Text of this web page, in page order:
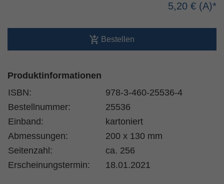
5,20 €
Bestellen
Produktinformationen
ISBN:
978-3-460-25536-4
Bestellnummer:
25536
Einband:
kartoniert
Abmessungen:
200 x 130 mm
Seitenzahl:
ca. 256
Erscheinungstermin:
18.01.2021